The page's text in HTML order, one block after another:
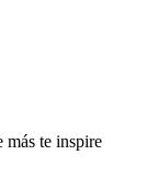
más te inspire